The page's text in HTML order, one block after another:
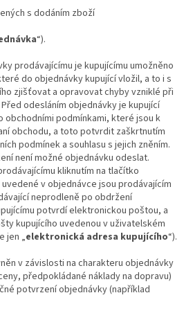
s dodáním zboží
“).
prodávajícímu je kupujícímu umožněno
do objednávky kupující vložil, a to i s
zjišťovat a opravovat chyby vzniklé při
odesláním objednávky je kupující
obchodními podmínkami, které jsou k
obchodu, a toto potvrdit zaškrtnutím
podmínek a souhlasu s jejich zněním.
není možné objednávku odeslat.
kliknutím na tlačítko
v objednávce jsou prodávajícím
neprodleně po obdržení
potvrdí elektronickou poštou, a
kupujícího uvedenou v uživatelském
jen „elektronická adresa kupujícího“).
v závislosti na charakteru objednávky
předpokládané náklady na dopravu)
potvrzení objednávky (například